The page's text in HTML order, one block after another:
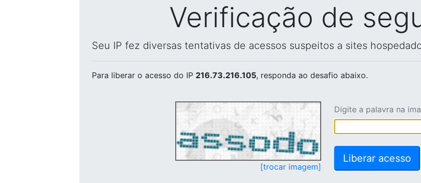
Verificação de
Seu IP fez diversas tentativas de acessos suspeitos a sites
Para liberar o acesso do IP 216.73.216.105, responda ao desafio abaixo.
[trocar imagem]
Digite a palavra na